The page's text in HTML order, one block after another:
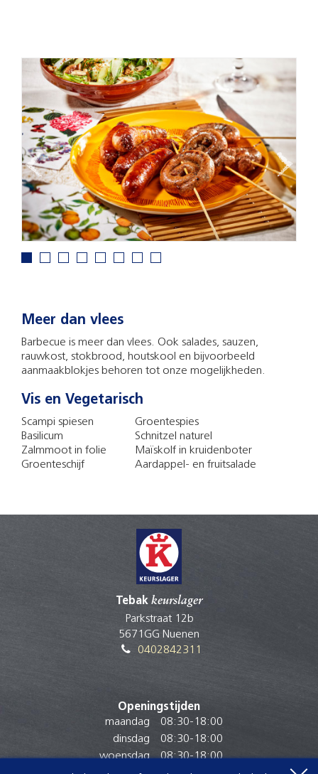
Meer dan vlees
Barbecue is meer dan vlees. Ook salades, sauzen,
rauwkost, stokbrood, houtskool en bijvoorbeeld
aanmaakblokjes behoren tot onze mogelijkheden.
Vis en Vegetarisch
Scampi spiesen
Groentespies
Basilicum
Schnitzel naturel
Zalmmoot in folie
Maïskolf in kruidenboter
Groenteschijf
Aardappel- en fruitsalade
Tebak keurslager
Parkstraat 12b
5671GG Nuenen
0402842311
Openingstijden
maandag
08:30-18:00
dinsdag
08:30-18:00
woensdag
08:30-18:00